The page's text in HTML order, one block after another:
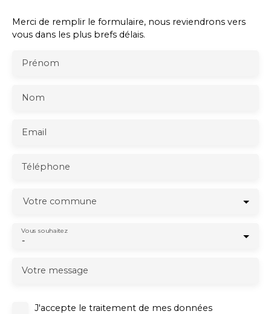
Merci de remplir le formulaire, nous reviendrons vers
vous dans les plus brefs délais.
Prénom
Nom
Email
Téléphone
Votre commune
-
Vous souhaitez
Votre message
J'accepte le traitement de mes données